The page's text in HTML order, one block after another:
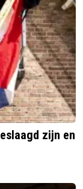
zijn en